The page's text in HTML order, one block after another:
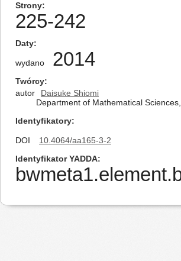
Strony
225-242
Daty
wydano 2014
Twórcy
autor
Daisuke Shiomi
Department of Mathematical
Identyfikatory
DOI
10.4064/aa165-3-2
Identyfikator YADDA